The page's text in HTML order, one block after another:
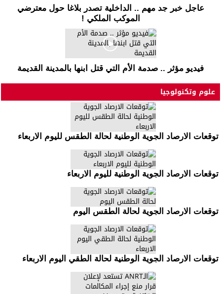
عاجل خبر جد مهم .. الداخلية تصدر بلاغا حول معترضي
الموكب الملكي !
فيديو مؤثر .. صدمة الأم التي قتل ابنها بالمدينة القديمة
علوم وتكنولوجيا
توقعات الارصاد الجوية الوطنية لحالة الطقس لليوم الاربعاء
توقعات الارصاد الجوية الوطنية لليوم الاربعاء
توقعات الارصاد الجوية لحالة الطقس اليوم
توقعات الارصاد الجوية الوطنية لحالة الطقي اليوم الاربعاء